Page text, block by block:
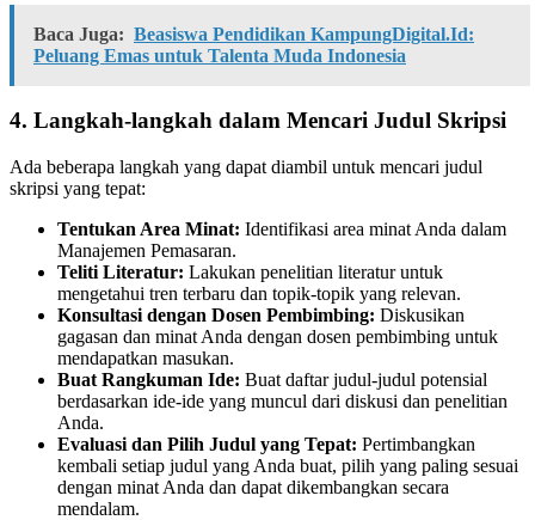
Baca Juga: Beasiswa Pendidikan KampungDigital.Id:
Peluang Emas untuk Talenta Muda Indonesia
4. Langkah-langkah dalam Mencari Judul Skripsi
Ada beberapa langkah yang dapat diambil untuk mencari judul
skripsi yang tepat:
Tentukan Area Minat: Identifikasi area minat Anda dalam
Manajemen Pemasaran.
Teliti Literatur: Lakukan penelitian literatur untuk
mengetahui tren terbaru dan topik-topik yang relevan.
Konsultasi dengan Dosen Pembimbing: Diskusikan
gagasan dan minat Anda dengan dosen pembimbing untuk
mendapatkan masukan.
Buat Rangkuman Ide: Buat daftar judul-judul potensial
berdasarkan ide-ide yang muncul dari diskusi dan penelitian
Anda.
Evaluasi dan Pilih Judul yang Tepat: Pertimbangkan
kembali setiap judul yang Anda buat, pilih yang paling sesuai
dengan minat Anda dan dapat dikembangkan secara
mendalam.